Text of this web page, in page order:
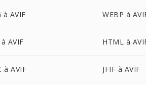
à AVIF WEBP à
à AVIF HTML à
à AVIF JFIF à AVIF